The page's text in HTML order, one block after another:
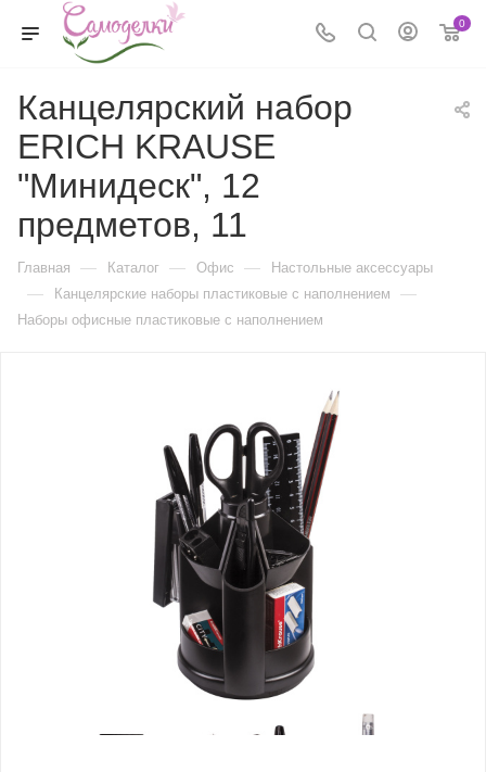
0
Канцелярский набор
ERICH KRAUSE
"Минидеск", 12
предметов, 11
Главная — Каталог — Офис — Настольные аксессуары
— Канцелярские наборы пластиковые с наполнением —
Наборы офисные пластиковые с наполнением